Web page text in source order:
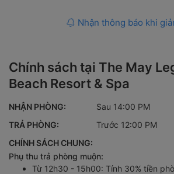
Nhận thông báo khi
Chính sách tại The May
Beach Resort & Spa
NHẬN PHÒNG:
Sau 14:00 PM
TRẢ PHÒNG:
Trước 12:00 PM
CHÍNH SÁCH CHUNG:
Phụ thu trả phòng muộn:
Từ 12h30 - 15h00: Tính 30% tiền